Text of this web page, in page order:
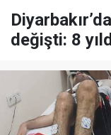
değişti: 8